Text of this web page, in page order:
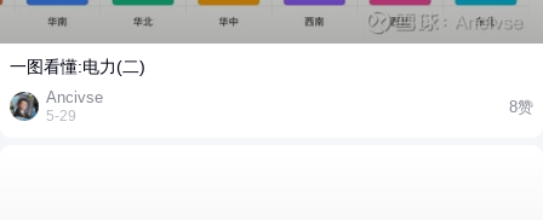
一图看懂:电力(二)
Ancivse
5-29
8赞